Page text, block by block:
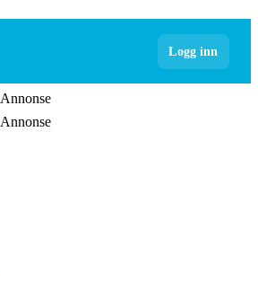
Logg inn
Annonse
Annonse